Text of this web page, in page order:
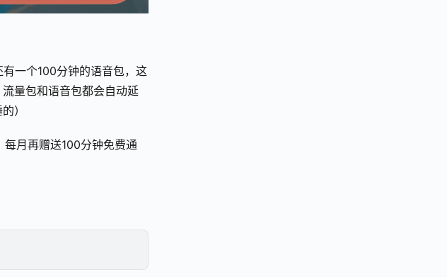
一个100分钟的语音包，这
量包和语音包都会自动延
）
月再赠送100分钟免费通